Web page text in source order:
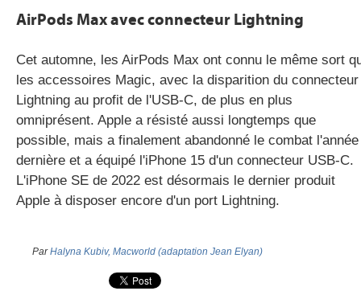
AirPods Max avec connecteur Lightning
Cet automne, les AirPods Max ont connu le même sort
les accessoires Magic, avec la disparition du connecteur
Lightning au profit de l'USB-C, de plus en plus
omniprésent. Apple a résisté aussi longtemps que
possible, mais a finalement abandonné le combat l'année
dernière et a équipé l'iPhone 15 d'un connecteur USB-C.
L'iPhone SE de 2022 est désormais le dernier produit
Apple à disposer encore d'un port Lightning.
ParHalyna Kubiv, Macworld (adaptation Jean Elyan)